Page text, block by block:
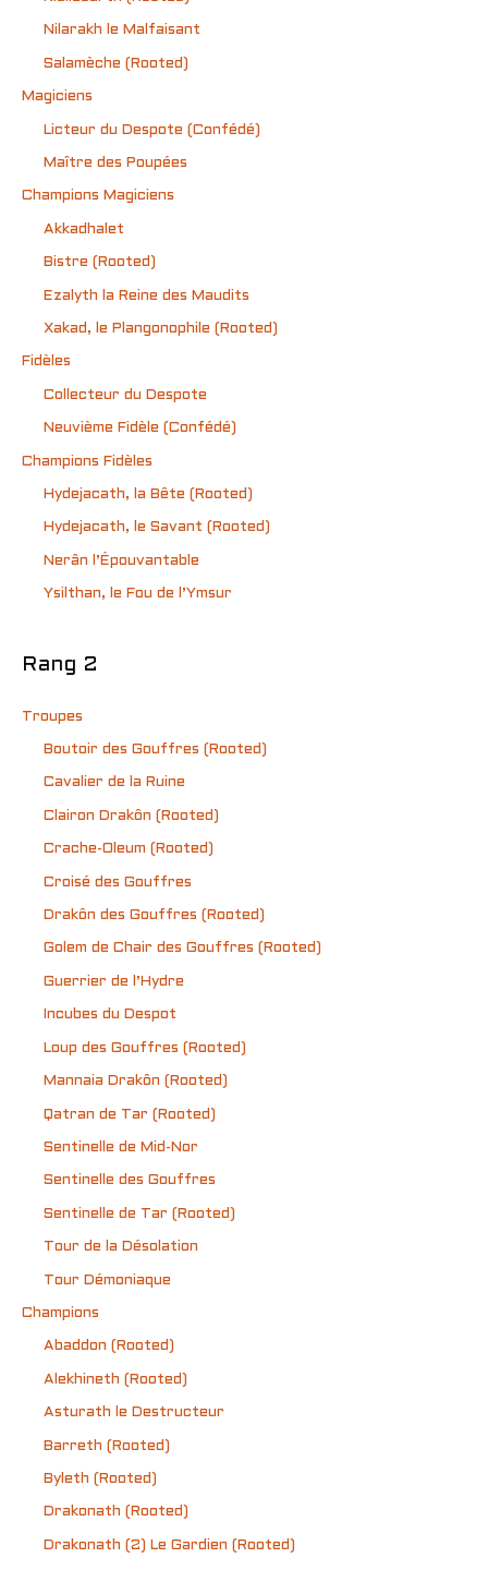
Nilarakh le Malfaisant
Salamèche (Rooted)
Magiciens
Licteur du Despote (Confédé)
Maître des Poupées
Champions Magiciens
Akkadhalet
Bistre (Rooted)
Ezalyth la Reine des Maudits
Xakad, le Plangonophile (Rooted)
Fidèles
Collecteur du Despote
Neuvième Fidèle (Confédé)
Champions Fidèles
Hydejacath, la Bête (Rooted)
Hydejacath, le Savant (Rooted)
Nerân l’Épouvantable
Ysilthan, le Fou de l’Ymsur
Rang 2
Troupes
Boutoir des Gouffres (Rooted)
Cavalier de la Ruine
Clairon Drakôn (Rooted)
Crache-Oleum (Rooted)
Croisé des Gouffres
Drakôn des Gouffres (Rooted)
Golem de Chair des Gouffres (Rooted)
Guerrier de l’Hydre
Incubes du Despot
Loup des Gouffres (Rooted)
Mannaia Drakôn (Rooted)
Qatran de Tar (Rooted)
Sentinelle de Mid-Nor
Sentinelle des Gouffres
Sentinelle de Tar (Rooted)
Tour de la Désolation
Tour Démoniaque
Champions
Abaddon (Rooted)
Alekhineth (Rooted)
Asturath le Destructeur
Barreth (Rooted)
Byleth (Rooted)
Drakonath (Rooted)
Drakonath (2) Le Gardien (Rooted)